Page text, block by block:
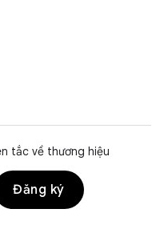
tắc về thương hiệu
Đăng ký